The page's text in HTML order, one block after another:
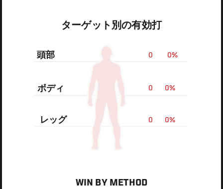
ターゲット別の有効打
0%
0
頭部
0%
0
ボディ
0%
0
レッグ
WIN BY METHOD